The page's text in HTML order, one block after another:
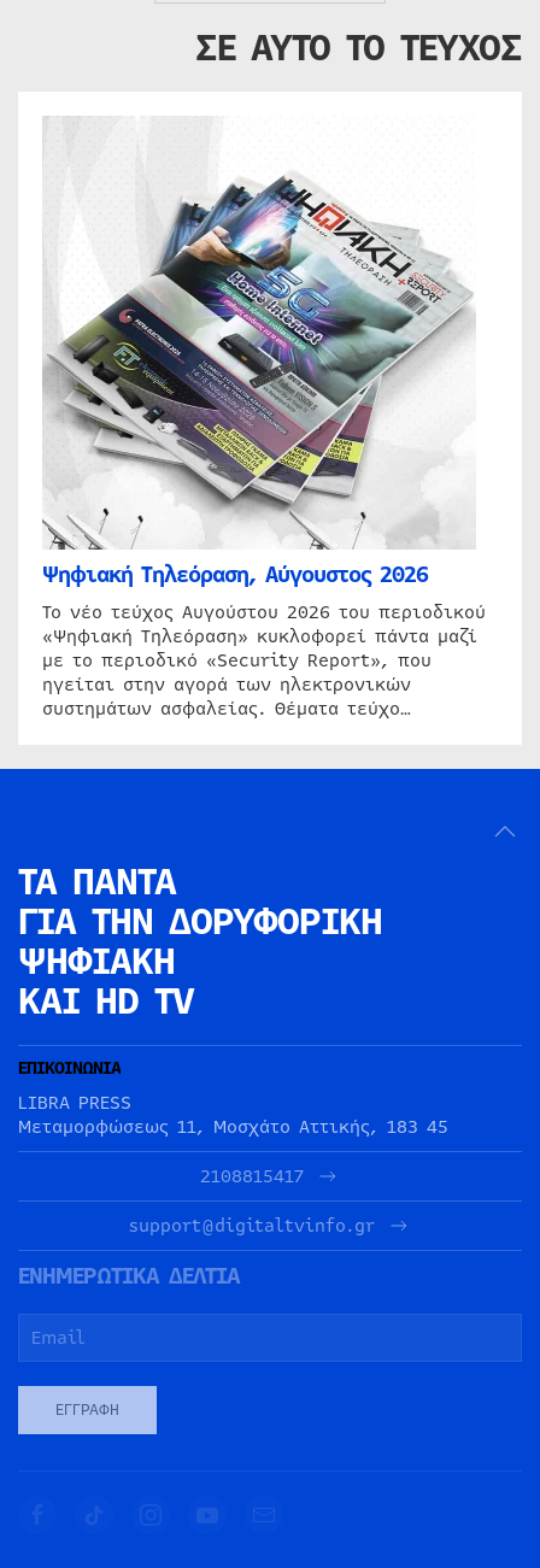
ΣΕ ΑΥΤΟ ΤΟ ΤΕΥΧΟΣ
Ψηφιακή Τηλεόραση, Αύγουστος 2026
Το νέο τεύχος Αυγούστου 2026 του περιοδικού
«Ψηφιακή Τηλεόραση» κυκλοφορεί πάντα μαζί
με το περιοδικό «Security Report», που
ηγείται στην αγορά των ηλεκτρονικών
συστημάτων ασφαλείας. Θέματα τεύχο…
ΤΑ ΠΑΝΤΑ
ΓΙΑ ΤΗΝ ΔΟΡΥΦΟΡΙΚΗ
ΨΗΦΙΑΚΗ
ΚΑΙ HD TV
ΕΠΙΚΟΙΝΩΝΙΑ
LIBRA PRESS
Μεταμορφώσεως 11, Μοσχάτο Αττικής, 183 45
2108815417
support@digitaltvinfo.gr
ΕΝΗΜΕΡΩΤΙΚΑ ΔΕΛΤΙΑ
ΕΓΓΡΑΦΉ